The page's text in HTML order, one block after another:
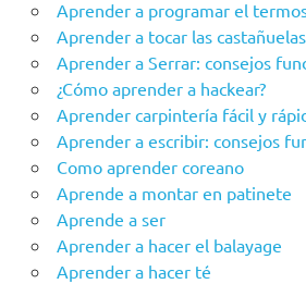
Aprender a programar el
Aprender a tocar las castañuelas
Aprender a Serrar: consejos
¿Cómo aprender a hackear?
Aprender carpintería fácil y
Aprender a escribir: consejos
Como aprender coreano
Aprende a montar en patinete
Aprende a ser
Aprender a hacer el balayage
Aprender a hacer té